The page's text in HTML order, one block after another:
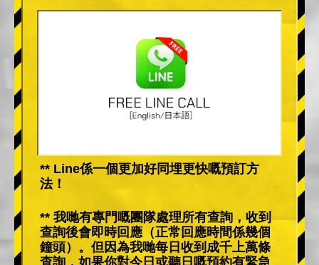
** Line係一個更加好同埋更快嘅預訂方
法！
** 我哋有專門嘅團隊處理所有查詢，收到
查詢後會即時回應（正常回應時間係幾個
鐘頭）。但因為我哋每日收到成千上萬條
查詢，如果你對今日或聽日嘅預約有緊急